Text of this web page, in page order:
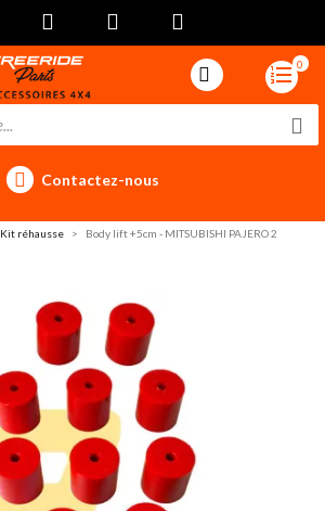
0
Contactez-nous
Kit réhausse
Body lift +5cm - MITSUBISHI PAJERO 2